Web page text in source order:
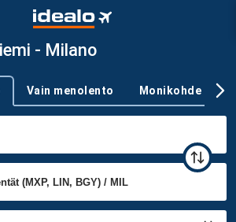
- Milano
Vain menolento Monikohde